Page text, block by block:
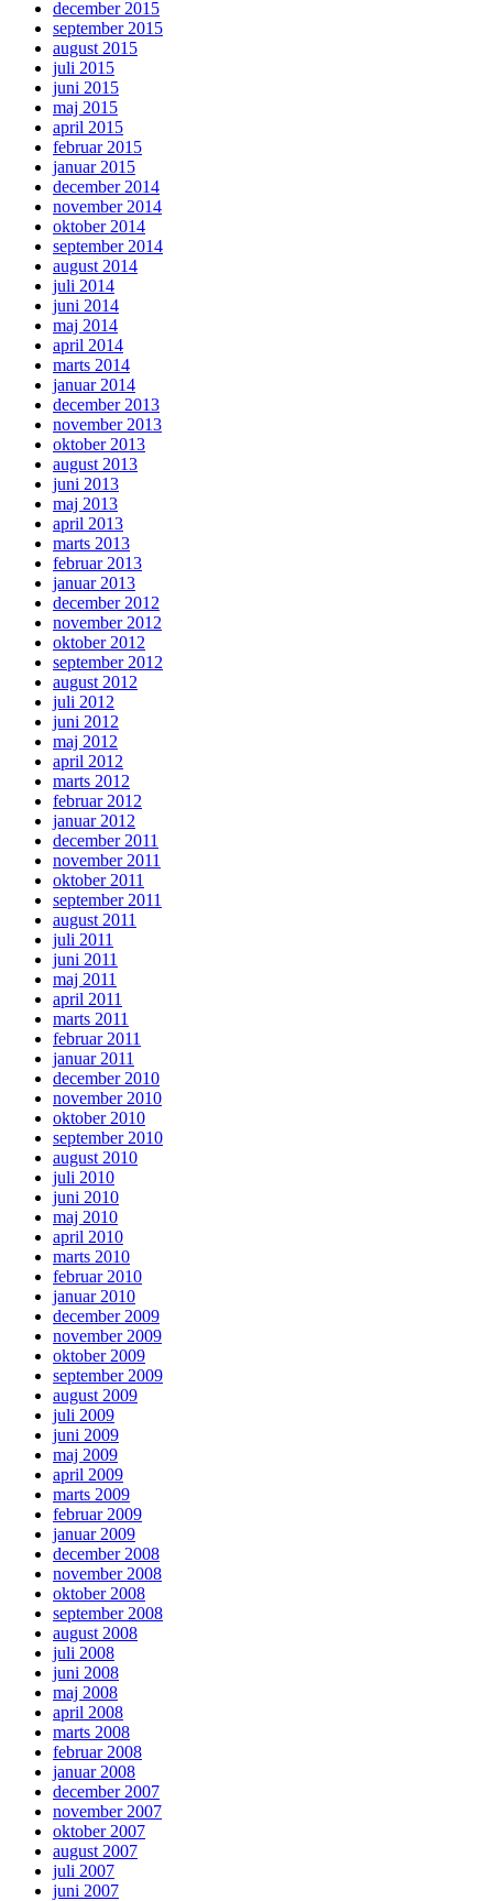
december 2015
september 2015
august 2015
juli 2015
juni 2015
maj 2015
april 2015
februar 2015
januar 2015
december 2014
november 2014
oktober 2014
september 2014
august 2014
juli 2014
juni 2014
maj 2014
april 2014
marts 2014
januar 2014
december 2013
november 2013
oktober 2013
august 2013
juni 2013
maj 2013
april 2013
marts 2013
februar 2013
januar 2013
december 2012
november 2012
oktober 2012
september 2012
august 2012
juli 2012
juni 2012
maj 2012
april 2012
marts 2012
februar 2012
januar 2012
december 2011
november 2011
oktober 2011
september 2011
august 2011
juli 2011
juni 2011
maj 2011
april 2011
marts 2011
februar 2011
januar 2011
december 2010
november 2010
oktober 2010
september 2010
august 2010
juli 2010
juni 2010
maj 2010
april 2010
marts 2010
februar 2010
januar 2010
december 2009
november 2009
oktober 2009
september 2009
august 2009
juli 2009
juni 2009
maj 2009
april 2009
marts 2009
februar 2009
januar 2009
december 2008
november 2008
oktober 2008
september 2008
august 2008
juli 2008
juni 2008
maj 2008
april 2008
marts 2008
februar 2008
januar 2008
december 2007
november 2007
oktober 2007
august 2007
juli 2007
juni 2007